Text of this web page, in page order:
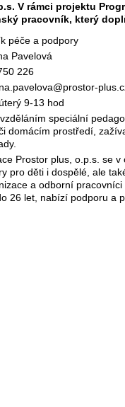
V rámci projektu
pracovník, který
péče a podpory
Pavelová
226
9-13 hod
speciální
domácím prostředí,
Prostor plus, o.p.s. se
pro děti i dospělé, ale
a odborní
26 let, nabízí podporu a